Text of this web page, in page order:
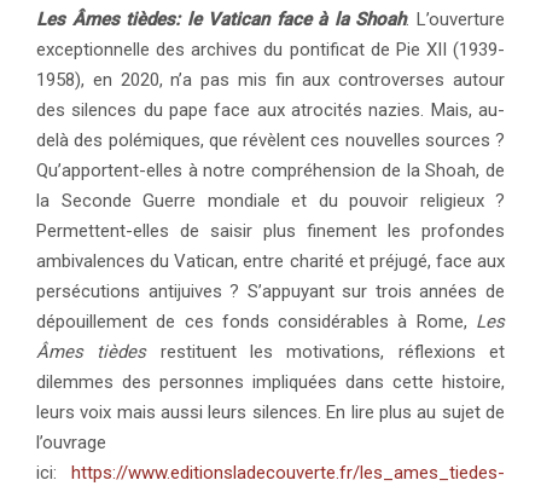
Les Âmes tièdes: le Vatican face à la Shoah. L’ouverture
exceptionnelle des archives du pontificat de Pie XII (1939-
1958), en 2020, n’a pas mis fin aux controverses autour
des silences du pape face aux atrocités nazies. Mais, au-
delà des polémiques, que révèlent ces nouvelles sources ?
Qu’apportent-elles à notre compréhension de la Shoah, de
la Seconde Guerre mondiale et du pouvoir religieux ?
Permettent-elles de saisir plus finement les profondes
ambivalences du Vatican, entre charité et préjugé, face aux
persécutions antijuives ? S’appuyant sur trois années de
dépouillement de ces fonds considérables à Rome, Les
Âmes tièdesrestituent les motivations, réflexions et
dilemmes des personnes impliquées dans cette histoire,
leurs voix mais aussi leurs silences. En lire plus au sujet de
l’ouvrage
ici: https://www.editionsladecouverte.fr/les_ames_tiedes-